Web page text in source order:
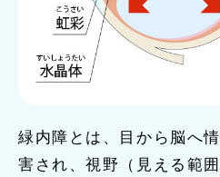
緑内障とは、目から脳へ
害され、視野（見える範